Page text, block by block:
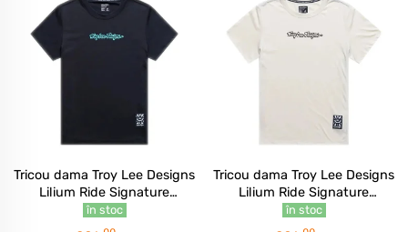
Tricou dama Troy Lee Designs
Lilium Ride Signature
Women's T-Shirt Black
în stoc
Tricou dama Troy Lee Designs
Lilium Ride Signature
Women's T-Shirt Pumice
în stoc